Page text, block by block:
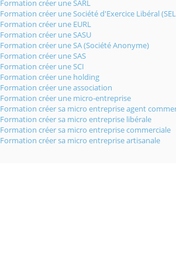
Formation créer une SARL
Formation créer une Société d'Exercice Libéral
Formation créer une EURL
Formation créer une SASU
Formation créer une SA (Société Anonyme)
Formation créer une SAS
Formation créer une SCI
Formation créer une holding
Formation créer une association
Formation créer une micro-entreprise
Formation créer sa micro entreprise agent
Formation créer sa micro entreprise libérale
Formation créer sa micro entreprise commerciale
Formation créer sa micro entreprise artisanale